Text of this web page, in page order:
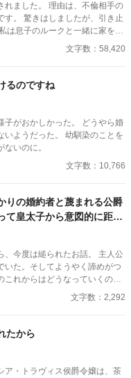
れました。 理由は、不倫相手の
引き止
は息子のルークと一緒に家を出
の選択を確かめていきます。
文字数：58,420
るのですね
子がおかしかった。 どうやら婚
いようだった。 幼馴染のことを
いのに。
文字数：10,766
りの婚約者と蔑まれる公爵
て皇太子から意図的に距離
た。なんで？
度は縋られたお話。 主人公
いた。そしてようやく諦めがつ
これからはどうなっていくのだ
文字数：2,292
たから
ア・トラヴィス侯爵令嬢は、茶